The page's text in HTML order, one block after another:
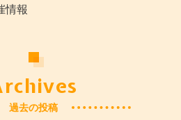
情報
過去の投稿